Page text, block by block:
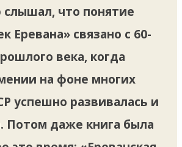
слышал, что понятие
Еревана» связано с 60-
века, когда
на фоне многих
успешно развивалась и
Потом даже книга была